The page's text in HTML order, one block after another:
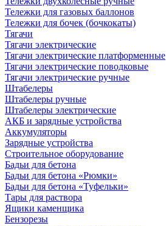
Тележки для газовых баллонов
Тележки для бочек (бочкокаты)
Тягачи
Тягачи электрические
Тягачи электрические платформенные
Тягачи электрические поводковые
Тягачи электрические ручные
Штабелеры
Штабелеры ручные
Штабелеры электрические
АКБ и зарядные устройства
Аккумуляторы
Зарядные устройства
Строительное оборудование
Бадьи для бетона
Бадьи для бетона «Рюмки»
Бадьи для бетона «Туфельки»
Тары для раствора
Ящики каменщика
Бензорезы